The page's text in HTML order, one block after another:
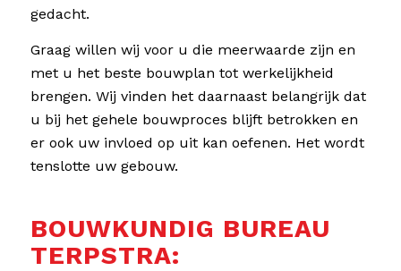
gedacht.
Graag willen wij voor u die meerwaarde zijn en
met u het beste bouwplan tot werkelijkheid
brengen. Wij vinden het daarnaast belangrijk dat
u bij het gehele bouwproces blijft betrokken en
er ook uw invloed op uit kan oefenen. Het wordt
tenslotte uw gebouw.
BOUWKUNDIG BUREAU
TERPSTRA: